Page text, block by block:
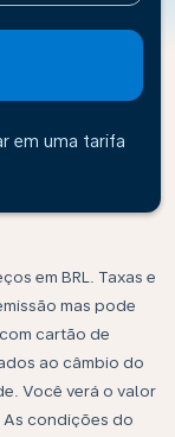
em uma tarifa
em BRL. Taxas e
mas pode
cartão de
ao câmbio do
Você verá o valor
condições do